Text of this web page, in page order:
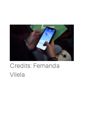
Credits: Fernanda
Vilela